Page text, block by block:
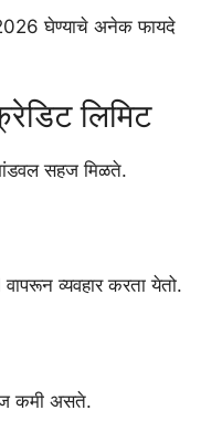
घेण्याचे अनेक फायदे
लिमिट
भांडवल सहज मिळते.
व्यवहार करता येतो.
कमी असते.